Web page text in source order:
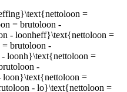
=
= brutoloon -
- loonheff}\text{nettoloon =
brutoloon -
loonh}\text{nettoloon =
-
loon}\text{nettoloon =
- lo}\text{nettoloon =